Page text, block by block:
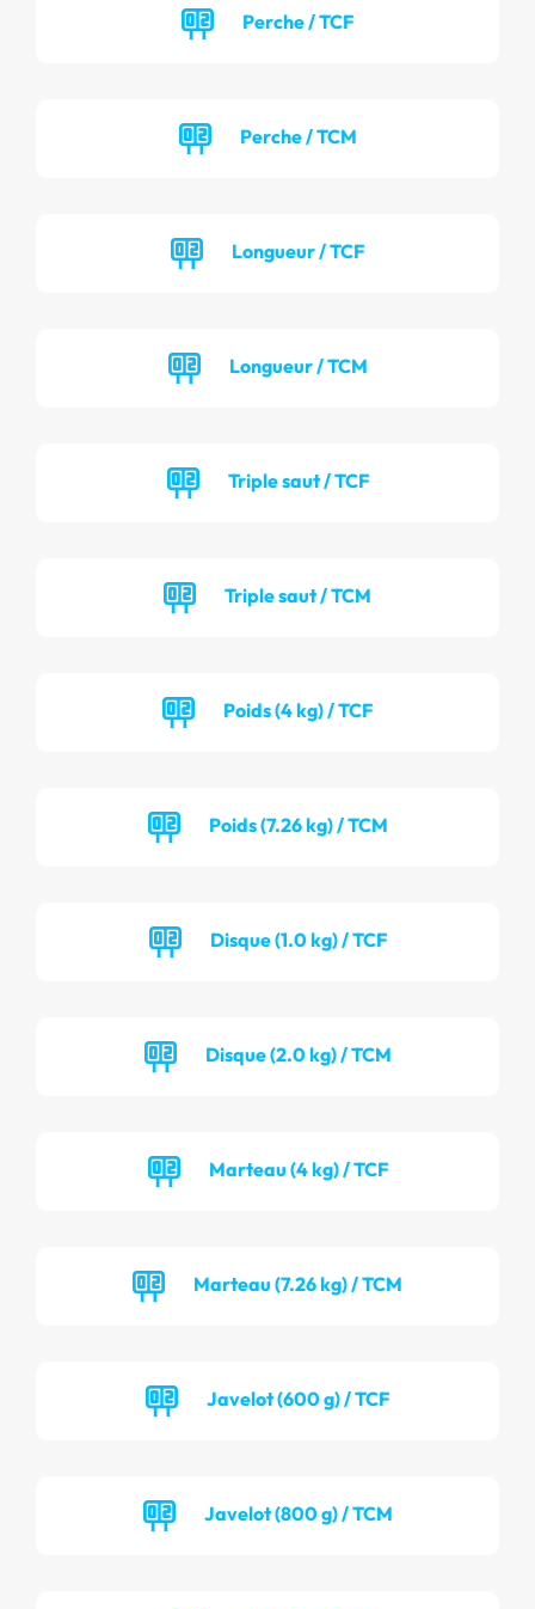
Perche / TCF
Perche / TCM
Longueur / TCF
Longueur / TCM
Triple saut / TCF
Triple saut / TCM
Poids (4 kg) / TCF
Poids (7.26 kg) / TCM
Disque (1.0 kg) / TCF
Disque (2.0 kg) / TCM
Marteau (4 kg) / TCF
Marteau (7.26 kg) / TCM
Javelot (600 g) / TCF
Javelot (800 g) / TCM